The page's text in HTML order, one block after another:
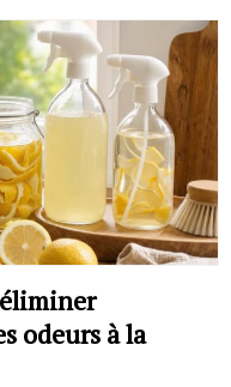
odeurs à la